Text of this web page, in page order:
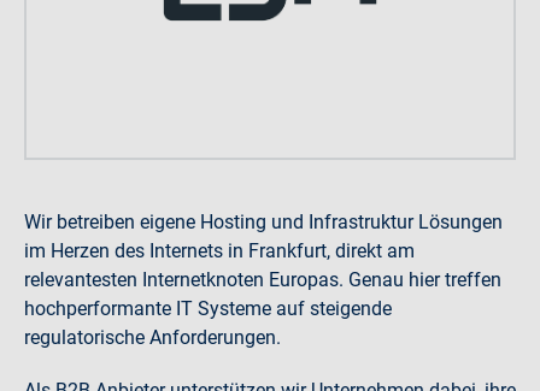
Wir betreiben eigene Hosting und Infrastruktur Lösungen
im Herzen des Internets in Frankfurt, direkt am
relevantesten Internetknoten Europas. Genau hier treffen
hochperformante IT Systeme auf steigende
regulatorische Anforderungen.